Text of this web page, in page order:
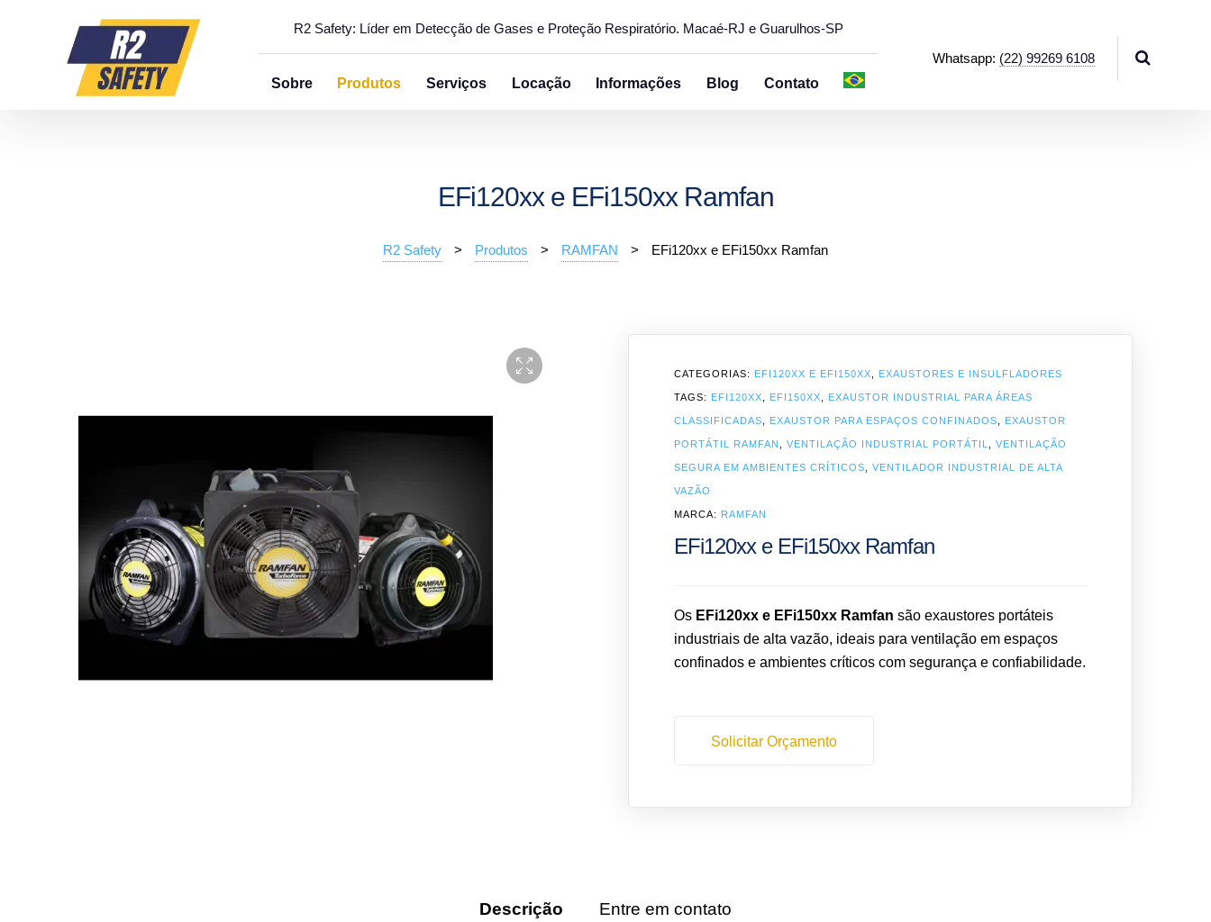
R2 Safety: Líder em Detecção de Gases e Proteção Respiratório. Macaé-RJ e Guarulhos-SP
Sobre Produtos Serviços Locação Informações Blog Contato
Whatsapp: (22) 99269 6108
EFi120xx e EFi150xx Ramfan
R2 Safety > Produtos > RAMFAN > EFi120xx e EFi150xx Ramfan
EFi120xx e EFi150xx Ramfan
Os EFi120xx e EFi150xx Ramfan são exaustores portáteis
industriais de alta vazão, ideais para ventilação em espaços
confinados e ambientes críticos com segurança e confiabilidade.
Solicitar Orçamento
CATEGORIAS: EFI120XX E EFI150XX EXAUSTORES E INSULFLADORES
TAGS: EFI120XX EFI150XX EXAUSTOR INDUSTRIAL PARA ÁREAS
CLASSIFICADAS EXAUSTOR PARA ESPAÇOS CONFINADOS EXAUSTOR
PORTÁTIL RAMFAN VENTILAÇÃO INDUSTRIAL PORTÁTIL VENTILAÇÃO
SEGURA EM AMBIENTES CRÍTICOS VENTILADOR INDUSTRIAL DE ALTA
VAZÃO
MARCA: RAMFAN
Descrição Entre em contato